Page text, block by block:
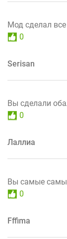
Мод сделал
0
Serisan
Вы сделали
0
Лаллиа
Вы самые
0
Fffima